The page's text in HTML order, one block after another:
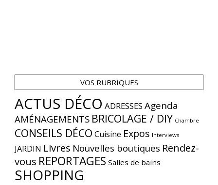
VOS RUBRIQUES
ACTUS DÉCO ADRESSES Agenda
AMÉNAGEMENTS BRICOLAGE / DIY Chambre
CONSEILS DÉCO Cuisine Expos Interviews
JARDIN Livres Nouvelles boutiques Rendez-
vous REPORTAGES Salles de bains
SHOPPING